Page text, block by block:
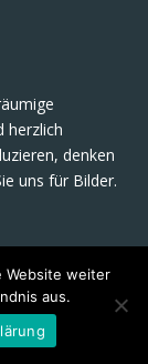
herzlich
denken
uns für Bilder.
Website weiter
aus.